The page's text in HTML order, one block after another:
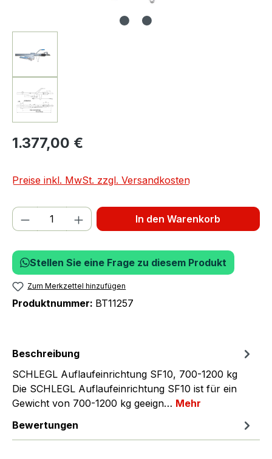
1.377,00 €
Preise inkl. MwSt. zzgl. Versandkosten
Produkt Anzahl: Gib den gewünschten
In den Warenkorb
Stellen Sie eine Frage zu diesem Produkt
Zum Merkzettel hinzufügen
Produktnummer: BT11257
Beschreibung
SCHLEGL Auflaufeinrichtung SF10, 700-1200 kg
Die SCHLEGL Auflaufeinrichtung SF10 ist für ein
Gewicht von 700-1200 kg geeign… Mehr
Bewertungen